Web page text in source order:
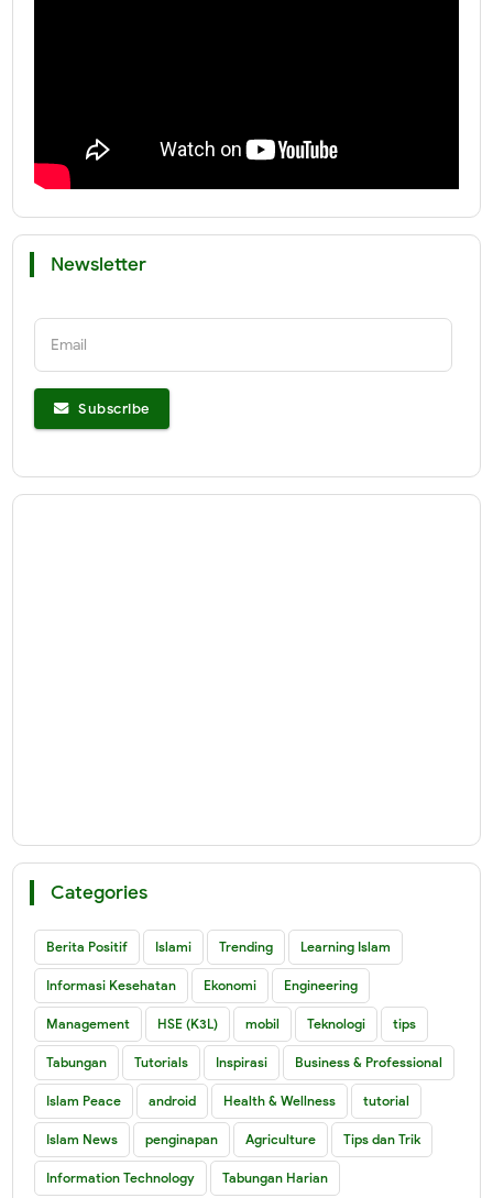
Newsletter
Email
Subscribe
Categories
Berita Positif Islami Trending Learning Islam
Informasi Kesehatan Ekonomi Engineering
Management HSE (K3L) mobil Teknologi tips
Tabungan Tutorials Inspirasi Business & Professional
Islam Peace android Health & Wellness tutorial
Islam News penginapan Agriculture Tips dan Trik
Information Technology Tabungan Harian